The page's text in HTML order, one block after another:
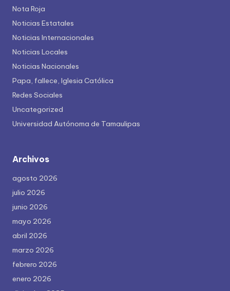
Nota Roja
Noticias Estatales
Noticias Internacionales
Noticias Locales
Noticias Nacionales
Papa, fallece, Iglesia Católica
Redes Sociales
Uncategorized
Universidad Autónoma de Tamaulipas
Archivos
agosto 2026
julio 2026
junio 2026
mayo 2026
abril 2026
marzo 2026
febrero 2026
enero 2026